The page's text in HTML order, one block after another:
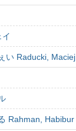
い Raducki, Maciej
Rahman, Habibur